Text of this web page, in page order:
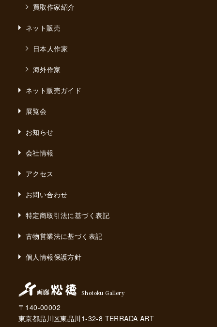
買取作家紹介
ネット販売
日本人作家
海外作家
ネット販売ガイド
展覧会
お知らせ
会社情報
アクセス
お問い合わせ
特定商取引法に基づく表記
古物営業法に基づく表記
個人情報保護方針
Shotoku Gallery
〒140-00002
東京都品川区東品川1-32-8 TERRADA ART